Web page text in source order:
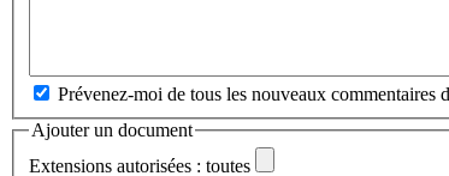
Prévenez-moi de tous les nouveaux commentaires
Ajouter un document
Extensions autorisées : toutes